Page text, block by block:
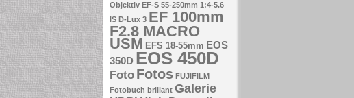
Objektiv EF-S 55-250mm 1:4-5.6
IS D-Lux 3 EF 100mm
F2.8 MACRO
USM EFS 18-55mm EOS
350D EOS 450D
Foto Fotos FUJIFILM
Fotobuch brillant Galerie